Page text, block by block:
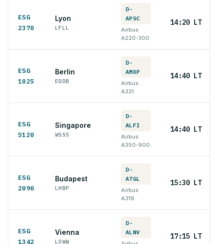
ESG
2370
Lyon
LFLL
D-
APSC
Airbus
A220-300
14:20 LT
ESG
1025
Berlin
EDDB
D-
AMXP
Airbus
A321
14:40 LT
ESG
5120
Singapore
WSSS
D-
ALFI
Airbus
A350-900
14:40 LT
ESG
2090
Budapest
LHBP
D-
ATGL
Airbus
A319
15:30 LT
ESG
1342
Vienna
LOWW
D-
ALNV
17:15 LT